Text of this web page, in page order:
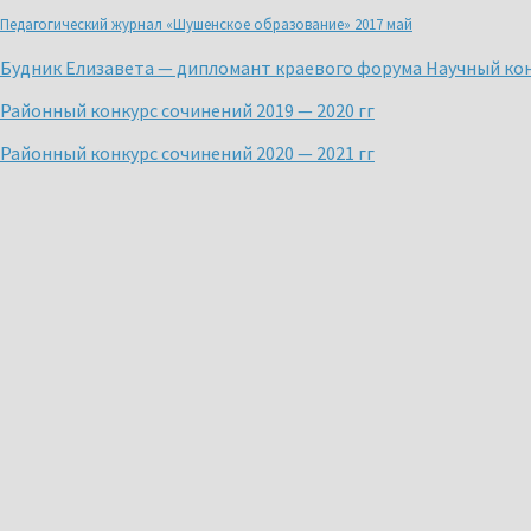
Педагогический журнал «Шушенское образование» 2017 май
Будник Елизавета — дипломант краевого форума Научный
Районный конкурс сочинений 2019 — 2020 гг
Районный конкурс сочинений 2020 — 2021 гг